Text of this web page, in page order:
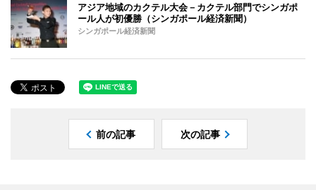
アジア地域のカクテル大会－カクテル部門でシンガポ
ール人が初優勝（シンガポール経済新聞）
シンガポール経済新聞
前の記事 次の記事